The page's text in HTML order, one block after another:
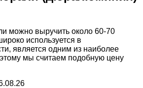
можно выручить около 60-70
используется в
является одним из наиболее
мы считаем подобную цену